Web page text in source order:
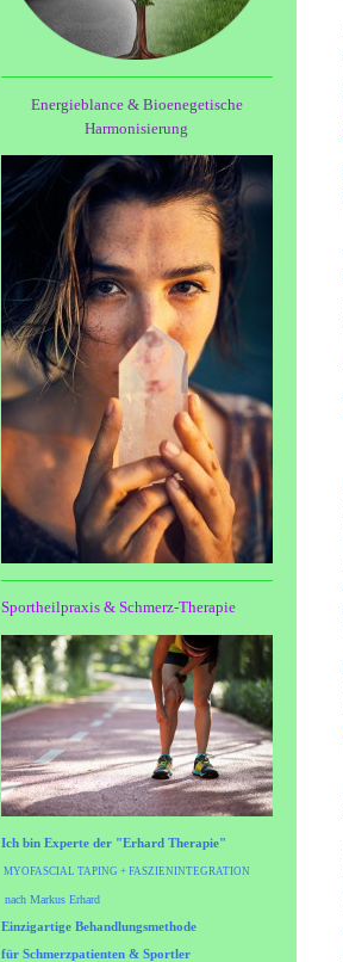
Energieblance & Bioenegetische
Harmonisierung
Sportheilpraxis & Schmerz-Therapie
Ich bin Experte der "Erhard Therapie"
MYOFASCIAL TAPING + FASZIENINTEGRATION
nach Markus Erhard
Einzigartige Behandlungsmethode
für Schmerzpatienten & Sportler